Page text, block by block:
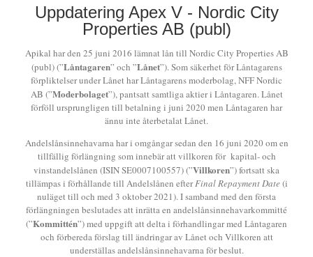
Uppdatering Apex V - Nordic City
Properties AB (publ)
Apikal har den 25 juni 2016 lämnat lån till Nordic City Properties AB
(publ) (”Låntagaren” och ”Lånet”). Som säkerhet för Låntagarens
förpliktelser under Lånet har Låntagarens moderbolag, NFF Nordic
AB (”Moderbolaget”), pantsatt samtliga aktier i Låntagaren. Lånet
förföll ursprungligen till betalning i juni 2020 men Låntagaren har
ännu inte återbetalat Lånet.
Andelslånsinnehavarna har i omgångar sedan den 16 juni 2020 om en
tillfällig förlängning som innebär att villkoren för kapital- och
vinstandelslånen (ISIN SE0007100557) (”Villkoren”) fortsatt ska
tillämpas i förhållande till Andelslånen efterFinal Repayment Date (i
nuläget till och med 3 oktober 2021). I samband med den första
förlängningen beslutades att inrätta en andelslånsinnehavarkommitté
(”Kommittén”) med uppgift att delta i förhandlingar med Låntagaren
och förbereda förslag till ändringar av Lånet och Villkoren att
underställas andelslånsinnehavarna för beslut.